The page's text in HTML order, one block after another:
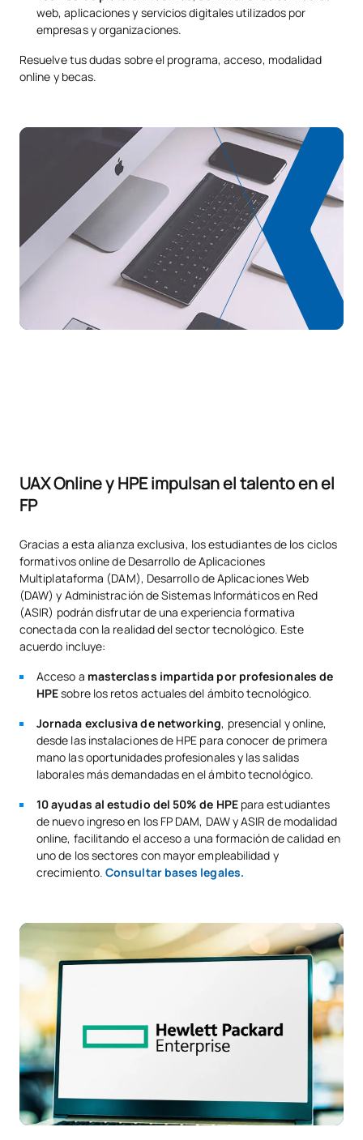
web, aplicaciones y servicios digitales utilizados por
empresas y organizaciones.
Resuelve tus dudas sobre el programa, acceso, modalidad
online y becas.
UAX Online y HPE impulsan el talento en el
FP
Gracias a esta alianza exclusiva, los estudiantes de los ciclos
formativos online de Desarrollo de Aplicaciones
Multiplataforma (DAM), Desarrollo de Aplicaciones Web
(DAW) y Administración de Sistemas Informáticos en Red
(ASIR) podrán disfrutar de una experiencia formativa
conectada con la realidad del sector tecnológico. Este
acuerdo incluye:
Acceso a masterclass impartida por profesionales de
HPEsobre los retos actuales del ámbito tecnológico.
Jornada exclusiva de networking, presencial y online,
desde las instalaciones de HPE para conocer de primera
mano las oportunidades profesionales y las salidas
laborales más demandadas en el ámbito tecnológico.
10 ayudas al estudio del 50% de HPEpara estudiantes
de nuevo ingreso en los FP DAM, DAW y ASIR de modalidad
online, facilitando el acceso a una formación de calidad en
uno de los sectores con mayor empleabilidad y
crecimiento.Consultar bases legales.